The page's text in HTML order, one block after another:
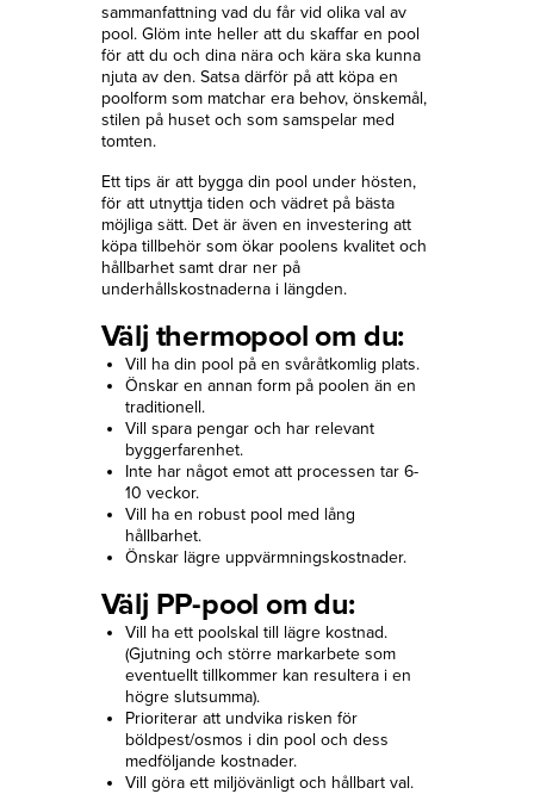
sammanfattning vad du får vid olika val av
pool. Glöm inte heller att du skaffar en pool
för att du och dina nära och kära ska kunna
njuta av den. Satsa därför på att köpa en
poolform som matchar era behov, önskemål,
stilen på huset och som samspelar med
tomten.
Ett tips är att bygga din pool under hösten,
för att utnyttja tiden och vädret på bästa
möjliga sätt. Det är även en investering att
köpa tillbehör som ökar poolens kvalitet och
hållbarhet samt drar ner på
underhållskostnaderna i längden.
Välj thermopool om du:
Vill ha din pool på en svåråtkomlig plats.
Önskar en annan form på poolen än en
traditionell.
Vill spara pengar och har relevant
byggerfarenhet.
Inte har något emot att processen tar 6-
10 veckor.
Vill ha en robust pool med lång
hållbarhet.
Önskar lägre uppvärmningskostnader.
Välj PP-pool om du:
Vill ha ett poolskal till lägre kostnad.
(Gjutning och större markarbete som
eventuellt tillkommer kan resultera i en
högre slutsumma).
Prioriterar att undvika risken för
böldpest/osmos i din pool och dess
medföljande kostnader.
Vill göra ett miljövänligt och hållbart val.